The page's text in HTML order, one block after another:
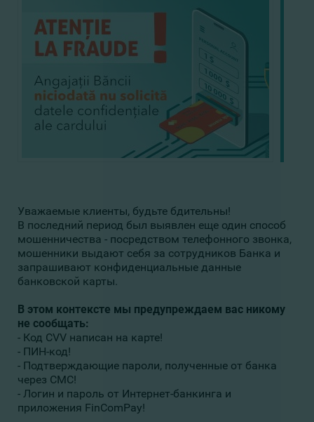
Уважаемые клиенты, будьте бдительны!
В последний период был выявлен еще один способ
мошенничества - посредством телефонного звонка,
мошенники выдают себя за сотрудников Банка и
запрашивают конфиденциальные данные
банковской карты.
В этом контексте мы предупреждаем вас никому
не сообщать:
- Код CVV написан на карте!
- ПИН-код!
- Подтверждающие пароли, полученные от банка
через СМС!
- Логин и пароль от Интернет-банкинга и
приложения FinComPay!